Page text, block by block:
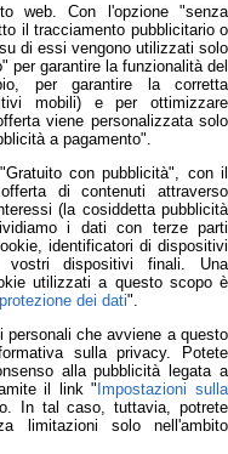
web. Con l'opzione "senza
il tracciamento pubblicitario o
di essi vengono utilizzati solo
per garantire la funzionalità del
per garantire la corretta
mobili) e per ottimizzare
viene personalizzata solo
a pagamento".
con pubblicità", con il
di contenuti attraverso
(la cosiddetta pubblicità
i dati con terze parti
identificatori di dispositivi
dispositivi finali. Una
utilizzati a questo scopo è
dei dati".
personali che avviene a questo
sulla privacy. Potete
alla pubblicità legata a
il link " Impostazioni sulla
In tal caso, tuttavia, potrete
limitazioni solo nell'ambito